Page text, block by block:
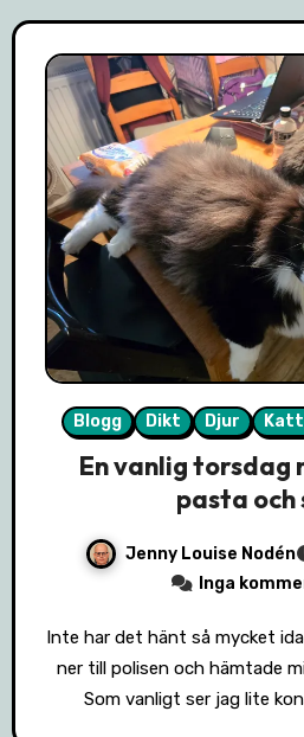
Blogg Dikt Djur
En vanlig torsdag
pasta och
Jenny Louise Nodén
Inga
ner till polisen och hämtade
Som vanligt ser jag lite